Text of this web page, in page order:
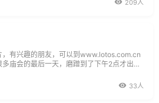
209人
，有兴趣的朋友，可以到www.lotos.com.cn
庙会的最后一天，磨蹭到了下午2点才出
33人